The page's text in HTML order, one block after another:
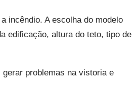
incêndio. A escolha do modelo
edificação, altura do teto, tipo de
problemas na vistoria e